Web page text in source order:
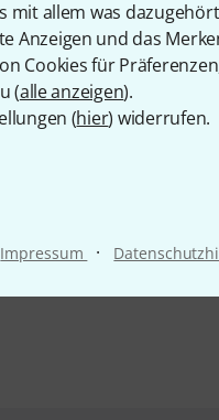
mit allem was dazugehört
Anzeigen und das
Cookies für
(alle anzeigen).
(hier) widerrufen.
Impressum ·
dem Erhalt von E-Mail-Werbung
jederzeit möglich. Weitere